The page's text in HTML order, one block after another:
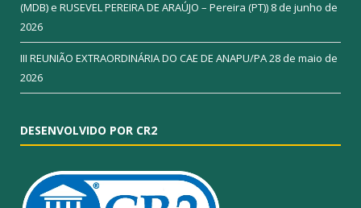
(MDB) e RUSEVEL PEREIRA DE ARAÚJO – Pereira (PT)) 8 de junho de
2026
III REUNIÃO EXTRAORDINÁRIA DO CAE DE ANAPU/PA28 de maio de
2026
DESENVOLVIDO POR CR2